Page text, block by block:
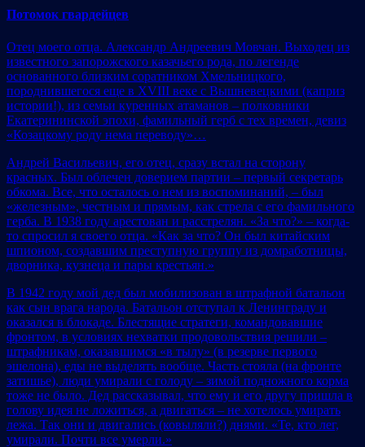
Потомок гвардейцев
Отец моего отца. Александр Андреевич Мовчан. Выходец из
известного запорожского казачьего рода, по легенде
основанного близким соратником Хмельницкого,
породнившегося еще в XVIII веке с Вышневецкими (каприз
истории!), из семьи куренных атаманов – полковники
Екатерининской эпохи, фамильный герб с тех времен, девиз
«Козацкому роду нема переводу»…
Андрей Васильевич, его отец, сразу встал на сторону
красных. Был облечен доверием партии – первый секретарь
обкома. Все, что осталось о нем из воспоминаний, – был
«железным», честным и прямым, как стрела с его фамильного
герба. В 1938 году арестован и расстрелян. «За что?» – когда-
то спросил я своего отца. «Как за что? Он был китайским
шпионом, создавшим преступную группу из домработницы,
дворника, кузнеца и пары крестьян.»
В 1942 году мой дед был мобилизован в штрафной батальон
как сын врага народа. Батальон отступал к Ленинграду и
оказался в блокаде. Блестящие стратеги, командовавшие
фронтом, в условиях нехватки продовольствия решили –
штрафникам, оказавшимся «в тылу» (в резерве первого
эшелона), еды не выделять вообще. Часть стояла (на фронте
затишье), люди умирали с голоду – зимой подножного корма
тоже не было. Дед рассказывал, что ему и его другу пришла в
голову идея не ложиться, а двигаться – не хотелось умирать
лежа. Так они и двигались (ковыляли?) днями. «Те, кто лег,
умирали. Почти все умерли.»